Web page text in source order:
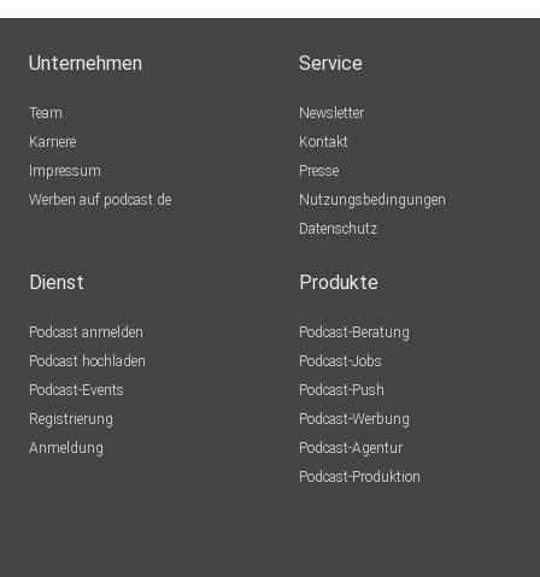
Unternehmen
Team
Karriere
Impressum
Werben auf podcast.de
Service
Newsletter
Kontakt
Presse
Nutzungsbedingungen
Datenschutz
Dienst
Podcast anmelden
Podcast hochladen
Podcast-Events
Registrierung
Anmeldung
Produkte
Podcast-Beratung
Podcast-Jobs
Podcast-Push
Podcast-Werbung
Podcast-Agentur
Podcast-Produktion